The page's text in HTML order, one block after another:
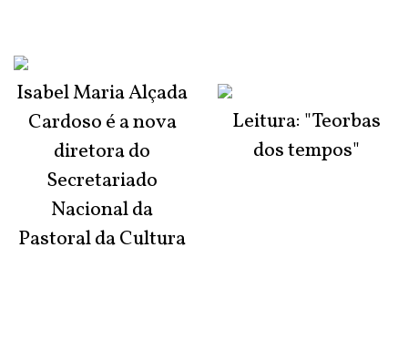
Isabel Maria Alçada
Cardoso é a nova
diretora do
Secretariado
Nacional da
Pastoral da Cultura
Leitura: "Teorbas
dos tempos"